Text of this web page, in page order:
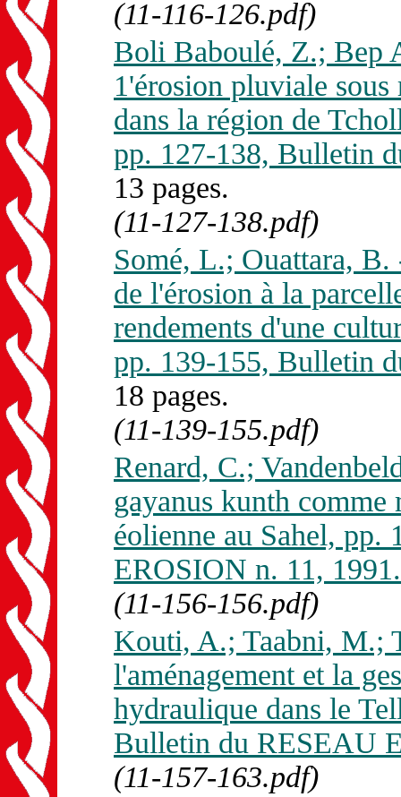
(11-116-126.pdf)
Boli Baboulé, Z.; Bep
1'érosion pluviale
dans la région de
pp. 127-138, Bulletin
13 pages.
(11-127-138.pdf)
Somé, L.; Ouattara,
de l'érosion à la
rendements d'une
pp. 139-155, Bulletin
18 pages.
(11-139-155.pdf)
Renard, C.;
gayanus kunth
éolienne au Sahel,
EROSION n. 11, 1991.
(11-156-156.pdf)
Kouti, A.; Taabni, M.;
l'aménagement et la
hydraulique dans le
Bulletin du RESEAU
(11-157-163.pdf)